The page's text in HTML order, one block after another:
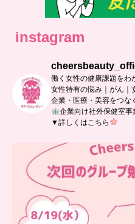
instagram
働く女性の健康課題をわ
女性特有の悩み｜がん｜
企業・医療・美容をつな
企業向け社外保健室事
▼詳しくはこちら
グルー